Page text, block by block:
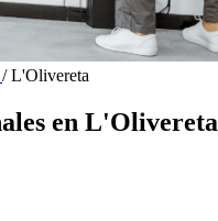
/ L'Olivereta
en L'Olivereta